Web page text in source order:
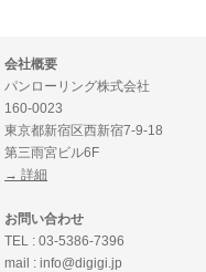
会社概要
パンローリング株式会社
160-0023
東京都新宿区西新宿7-9-18
第三雨宮ビル6F
→ 詳細
お問い合わせ
TEL : 03-5386-7396
mail : info@digigi.jp